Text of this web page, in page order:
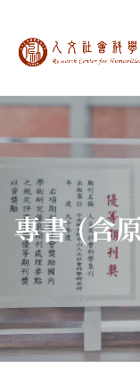
中央研
:::
專書 (含